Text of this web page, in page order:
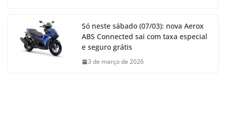
Só neste sábado (07/03): nova Aerox
ABS Connected sai com taxa especial
e seguro grátis
3 de março de 2026